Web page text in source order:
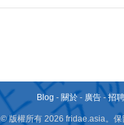
Blog - 關於 - 廣告 -招
© 版權所有 2026 fridae.asia。